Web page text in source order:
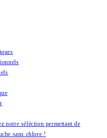
notre séléction permettant de
sans chlore !